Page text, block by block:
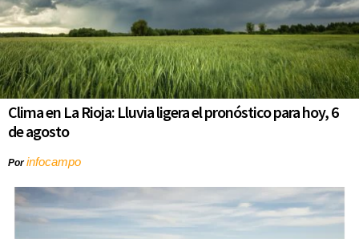
Clima en La Rioja: Lluvia ligera el pronóstico para hoy, 6
de agosto
Porinfocampo